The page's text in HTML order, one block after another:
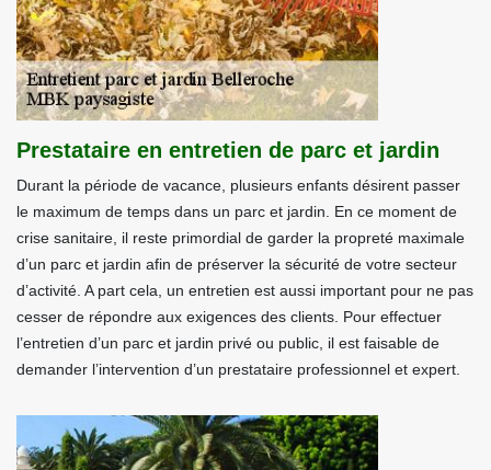
Prestataire en entretien de parc et jardin
Durant la période de vacance, plusieurs enfants désirent passer
le maximum de temps dans un parc et jardin. En ce moment de
crise sanitaire, il reste primordial de garder la propreté maximale
d’un parc et jardin afin de préserver la sécurité de votre secteur
d’activité. A part cela, un entretien est aussi important pour ne pas
cesser de répondre aux exigences des clients. Pour effectuer
l’entretien d’un parc et jardin privé ou public, il est faisable de
demander l’intervention d’un prestataire professionnel et expert.